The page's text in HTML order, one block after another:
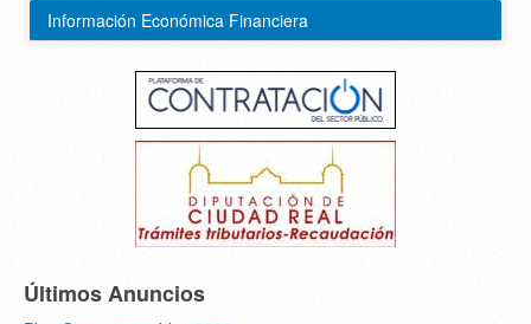
Información Económica Financiera
Últimos Anuncios